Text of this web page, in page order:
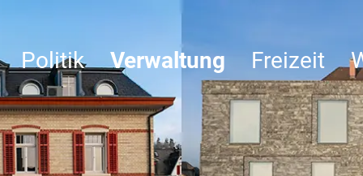
Politik Verwaltung Freizeit